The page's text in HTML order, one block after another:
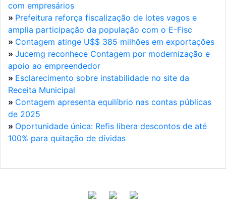
com empresários
» Prefeitura reforça fiscalização de lotes vagos e
amplia participação da população com o E-Fisc
» Contagem atinge U$$ 385 milhões em exportações
» Jucemg reconhece Contagem por modernização e
apoio ao empreendedor
» Esclarecimento sobre instabilidade no site da
Receita Municipal
» Contagem apresenta equilíbrio nas contas públicas
de 2025
» Oportunidade única: Refis libera descontos de até
100% para quitação de dívidas